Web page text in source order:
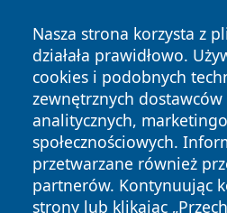
Nasza strona korzysta z
działała prawidłowo.
cookies i podobnych
zewnętrznych dostawców
analitycznych,
społecznościowych.
przetwarzane również
partnerów. Kontynuując
strony lub klikając
Copyright © 2026
zastrzeżone.
News Autorzy
Polityka
Prywatności